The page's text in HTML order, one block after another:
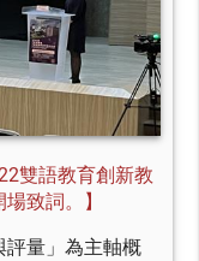
雙語教育創新教
致詞。】
評量」為主軸概